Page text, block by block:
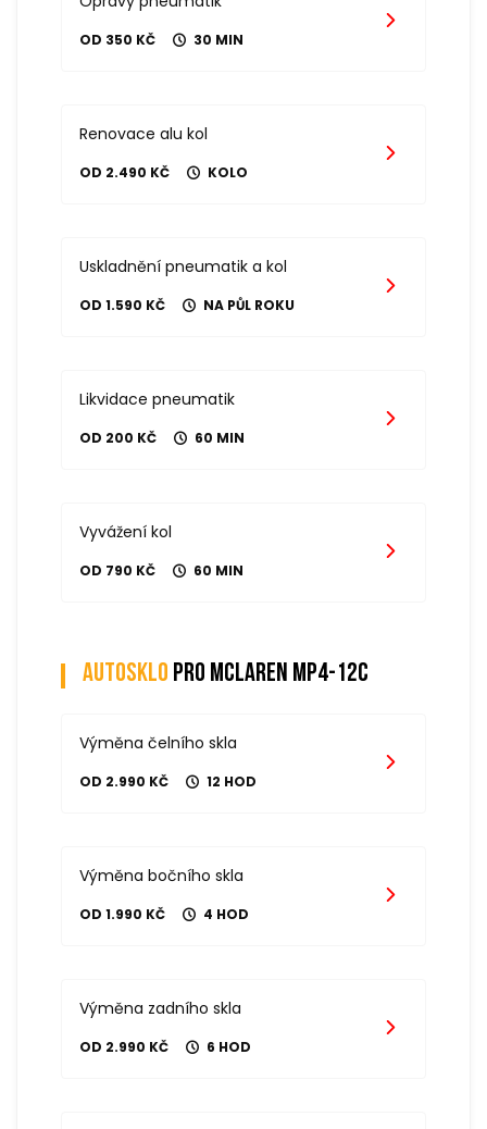
OD 350 KČ 30 MIN
Renovace alu kol
OD 2.490 KČ KOLO
Uskladnění pneumatik a kol
OD 1.590 KČ NA PŮL ROKU
Likvidace pneumatik
OD 200 KČ 60 MIN
Vyvážení kol
OD 790 KČ 60 MIN
Autosklo pro mclaren mp4-12c
Výměna čelního skla
OD 2.990 KČ 12 HOD
Výměna bočního skla
OD 1.990 KČ 4 HOD
Výměna zadního skla
OD 2.990 KČ 6 HOD